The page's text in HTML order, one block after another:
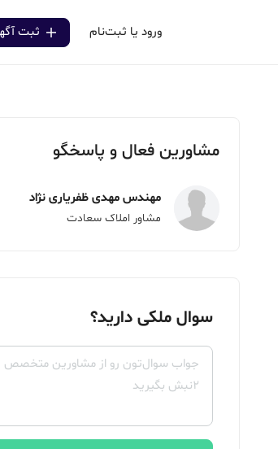
ورود یا ثبت‌نام ثبت
مشاورین فعال و پاسخگو
مهندس مهدی ظفریاری نژاد
مشاور املاک سعادت
سوال ملکی دارید؟